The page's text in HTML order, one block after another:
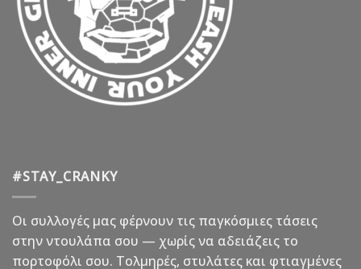
#STAY_CRANKY
Οι συλλογές μας φέρνουν τις παγκόσμιες τάσεις
στην ντουλάπα σου — χωρίς να αδειάζεις το
πορτοφόλι σου. Τολμηρές, στυλάτες και φτιαγμένες